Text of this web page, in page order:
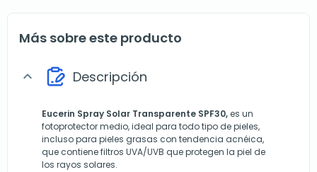
Más sobre este producto
expand_more Descripción
Eucerin Spray Solar Transparente SPF30,es un
fotoprotector medio, ideal para todo tipo de pieles,
incluso para pieles grasas con tendencia acnéica,
que contiene filtros UVA/UVB que protegen la piel de
los rayos solares.